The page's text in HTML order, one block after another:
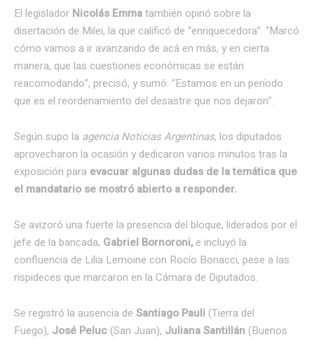
El legislador Nicolás Emmatambién opinó sobre la
disertación de Milei, la que calificó de “enriquecedora”. “Marcó
cómo vamos a ir avanzando de acá en más, y en cierta
manera, que las cuestiones económicas se están
reacomodando”, precisó, y sumó: “Estamos en un período
que es el reordenamiento del desastre que nos dejaron”.
Según supo la agencia Noticias Argentinas, los diputados
aprovecharon la ocasión y dedicaron varios minutos tras la
exposición para evacuar algunas dudas de la temática que
el mandatario se mostró abierto a responder.
Se avizoró una fuerte la presencia del bloque, liderados por el
jefe de la bancada, Gabriel Bornoroni, e incluyó la
confluencia de Lilia Lemoine con Rocío Bonacci, pese a las
rispideces que marcaron en la Cámara de Diputados.
Se registró la ausencia de Santiago Pauli (Tierra del
Fuego), José Peluc (San Juan), Juliana Santillán (Buenos